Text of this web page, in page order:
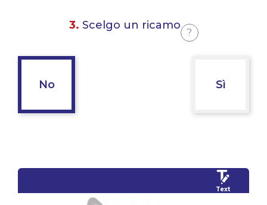
3. Scelgo un ricamo
?
No Sì
Text